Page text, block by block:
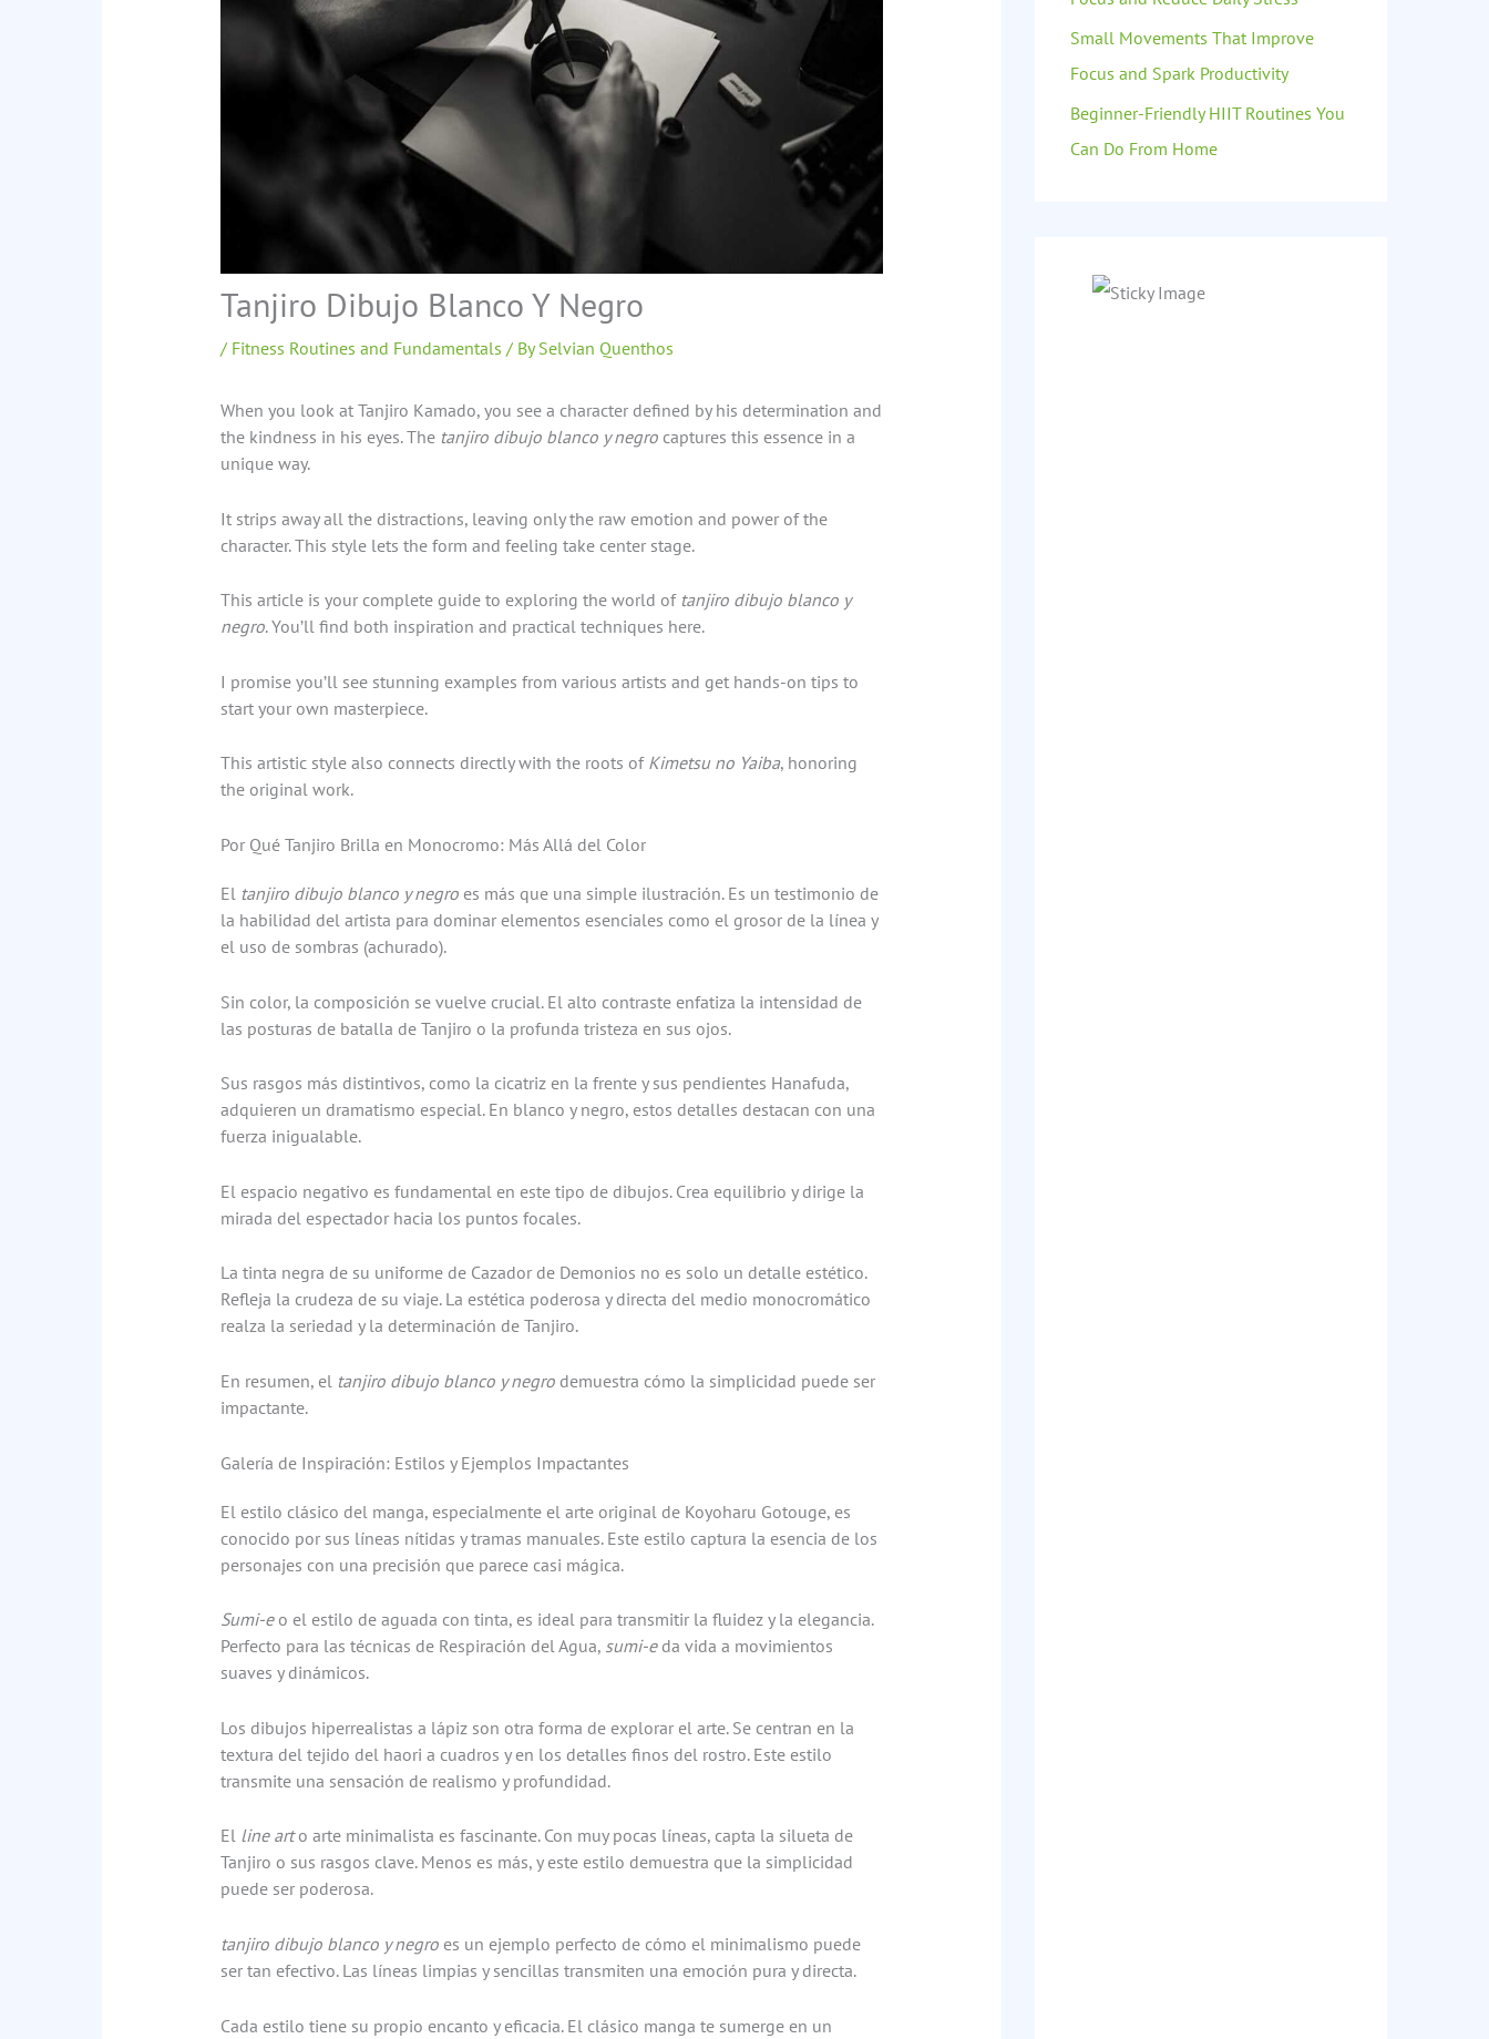
Tanjiro Dibujo Blanco Y Negro
/ Fitness Routines and Fundamentals / BySelvian Quenthos
When you look at Tanjiro Kamado, you see a character defined by his determination and
the kindness in his eyes. The tanjiro dibujo blanco y negrocaptures this essence in a
unique way.
It strips away all the distractions, leaving only the raw emotion and power of the
character. This style lets the form and feeling take center stage.
This article is your complete guide to exploring the world of tanjiro dibujo blanco y
negro. You’ll find both inspiration and practical techniques here.
I promise you’ll see stunning examples from various artists and get hands-on tips to
start your own masterpiece.
This artistic style also connects directly with the roots of Kimetsu no Yaiba, honoring
the original work.
Por Qué Tanjiro Brilla en Monocromo: Más Allá del Color
El tanjiro dibujo blanco y negroes más que una simple ilustración. Es un testimonio de
la habilidad del artista para dominar elementos esenciales como el grosor de la línea y
el uso de sombras (achurado).
Sin color, la composición se vuelve crucial. El alto contraste enfatiza la intensidad de
las posturas de batalla de Tanjiro o la profunda tristeza en sus ojos.
Sus rasgos más distintivos, como la cicatriz en la frente y sus pendientes Hanafuda,
adquieren un dramatismo especial. En blanco y negro, estos detalles destacan con una
fuerza inigualable.
El espacio negativo es fundamental en este tipo de dibujos. Crea equilibrio y dirige la
mirada del espectador hacia los puntos focales.
La tinta negra de su uniforme de Cazador de Demonios no es solo un detalle estético.
Refleja la crudeza de su viaje. La estética poderosa y directa del medio monocromático
realza la seriedad y la determinación de Tanjiro.
En resumen, el tanjiro dibujo blanco y negrodemuestra cómo la simplicidad puede ser
impactante.
Galería de Inspiración: Estilos y Ejemplos Impactantes
El estilo clásico del manga, especialmente el arte original de Koyoharu Gotouge, es
conocido por sus líneas nítidas y tramas manuales. Este estilo captura la esencia de los
personajes con una precisión que parece casi mágica.
Sumi-eo el estilo de aguada con tinta, es ideal para transmitir la fluidez y la elegancia.
Perfecto para las técnicas de Respiración del Agua, sumi-eda vida a movimientos
suaves y dinámicos.
Los dibujos hiperrealistas a lápiz son otra forma de explorar el arte. Se centran en la
textura del tejido del haori a cuadros y en los detalles finos del rostro. Este estilo
transmite una sensación de realismo y profundidad.
El line arto arte minimalista es fascinante. Con muy pocas líneas, capta la silueta de
Tanjiro o sus rasgos clave. Menos es más, y este estilo demuestra que la simplicidad
puede ser poderosa.
tanjiro dibujo blanco y negroes un ejemplo perfecto de cómo el minimalismo puede
ser tan efectivo. Las líneas limpias y sencillas transmiten una emoción pura y directa.
Cada estilo tiene su propio encanto y eficacia. El clásico manga te sumerge en un
Small Movements That Improve
Focus and Spark Productivity
Beginner-Friendly HIIT Routines You
Can Do From Home